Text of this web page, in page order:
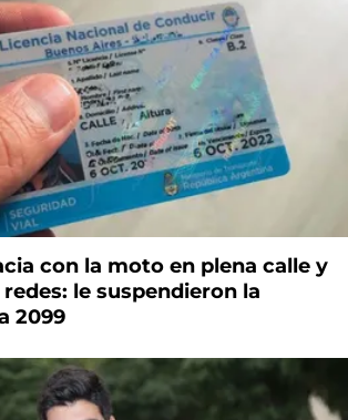
con la moto en plena calle y
le suspendieron la
2099